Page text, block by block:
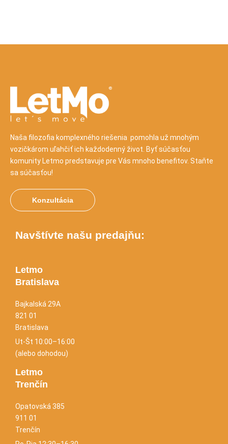
Naša filozofia komplexného riešenia pomohla už mnohým
vozičkárom uľahčiť ich každodenný život. Byť súčasťou
komunity Letmo predstavuje pre Vás mnoho benefitov. Staňte
sa súčasťou!
Konzultácia
Navštívte našu predajňu:
Letmo
Bratislava
Bajkalská 29A
821 01
Bratislava
Ut-Št 10:00–16:00
(alebo dohodou)
Letmo
Trenčín
Opatovská 385
911 01
Trenčín